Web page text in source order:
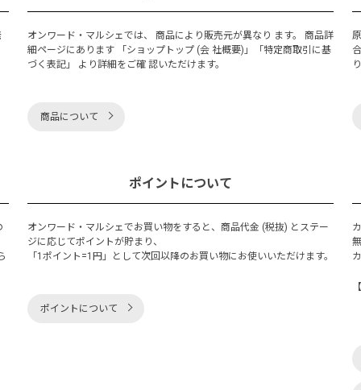
オンワード・マルシェでは、 商品により販売元が異なり ます。 商品詳
細ページにあります 「ショップトップ (会 社概要)」「特定商取引に基
づく表記」 より詳細をご確 認いただけます。
商品について
ポイントについて
オンワード・マルシェでお買い物をすると、商品代金 (税抜) とステー
ジに応じてポイントが貯まり、
「1ポイント=1円」として次回以降のお買い物にお使いいただけます。
ポイントについて